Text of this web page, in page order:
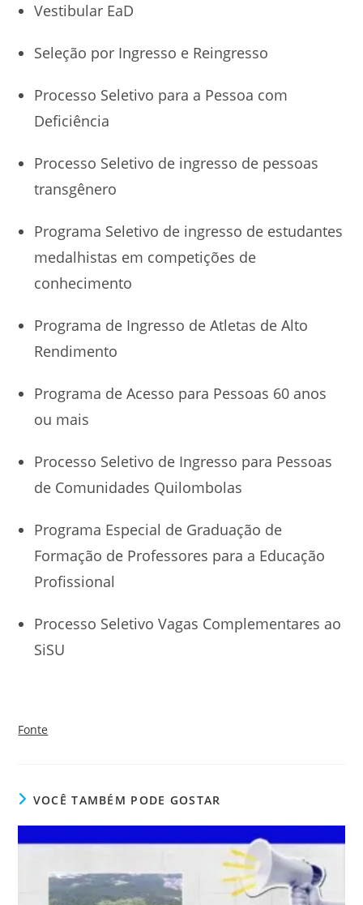
Vestibular EaD
Seleção por Ingresso e Reingresso
Processo Seletivo para a Pessoa com
Deficiência
Processo Seletivo de ingresso de pessoas
transgênero
Programa Seletivo de ingresso de estudantes
medalhistas em competições de
conhecimento
Programa de Ingresso de Atletas de Alto
Rendimento
Programa de Acesso para Pessoas 60 anos
ou mais
Processo Seletivo de Ingresso para Pessoas
de Comunidades Quilombolas
Programa Especial de Graduação de
Formação de Professores para a Educação
Profissional
Processo Seletivo Vagas Complementares ao
SiSU
Fonte
VOCÊ TAMBÉM PODE GOSTAR